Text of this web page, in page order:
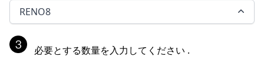
RENO8
必要とする数量を入力してください .